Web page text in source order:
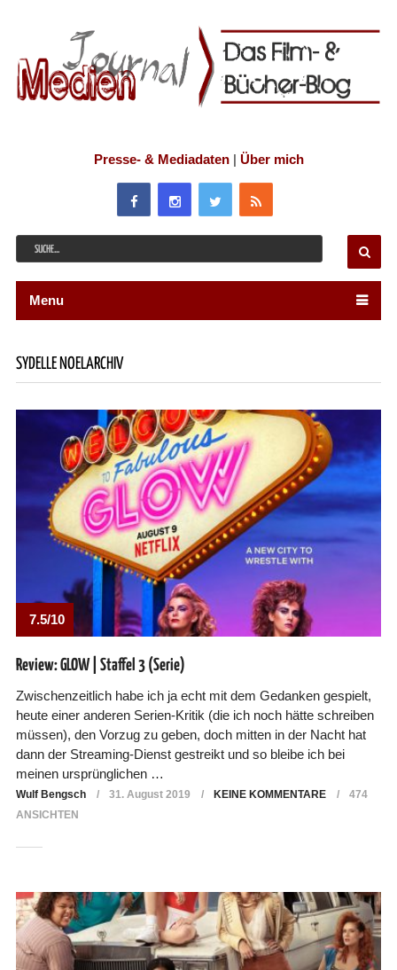
Presse- & Mediadaten| Über mich
Menu
SYDELLE NOELARCHIV
7.5/10
Review: GLOW | Staffel 3 (Serie)
Zwischenzeitlich habe ich ja echt mit dem Gedanken gespielt,
heute einer anderen Serien-Kritik (die ich noch hätte schreiben
müssen), den Vorzug zu geben, doch mitten in der Nacht hat
dann der Streaming-Dienst gestreikt und so bleibe ich bei
meinen ursprünglichen …
Wulf Bengsch 31. August 2019 KEINE KOMMENTARE
474
ANSICHTEN